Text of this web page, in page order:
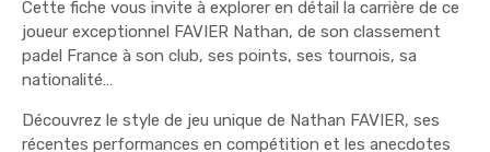
Cette fiche vous invite à explorer en détail la carrière de ce
joueur exceptionnel FAVIER Nathan, de son classement
padel France à son club, ses points, ses tournois, sa
nationalité…
Découvrez le style de jeu unique de Nathan FAVIER, ses
récentes performances en compétition et les anecdotes